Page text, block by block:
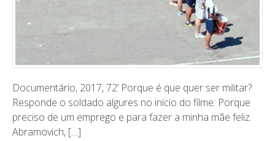
Documentário, 2017, 72’ ​Porque é que quer ser militar?
Responde o soldado algures no início do filme: Porque
preciso de um emprego e para fazer a minha mãe feliz.
Abramovich, […]